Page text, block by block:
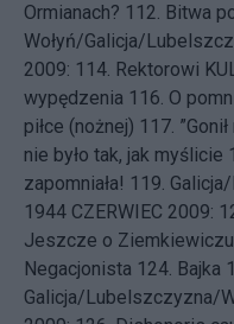
Ormianach? 112. Bitwa
Wołyń/Galicja/
2009: 114. Rektorowi
wypędzenia 116. O
piłce (nożnej) 117.
nie było tak, jak myślicie
zapomniała! 119.
1944 CZERWIEC 2009:
Jeszcze o Ziemkiewiczu
Negacjonista 124. Bajka
Galicja/Lubelszczyzna/